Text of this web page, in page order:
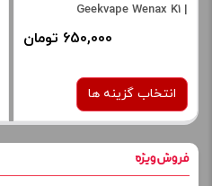
| Geekvape Wenax K1
650,000 تومان
انتخاب گزینه ها
در حال حاضر این محصول در انبار